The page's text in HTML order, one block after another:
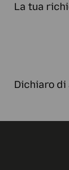
La tua
Dichiaro